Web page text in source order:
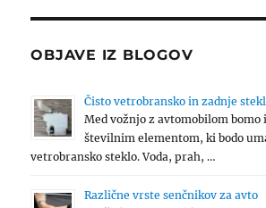
OBJAVE IZ BLOGOV
Čisto vetrobransko in zadnje
Med vožnjo z avtomobilom
številnim elementom, ki bodo
vetrobransko steklo. Voda, prah, …
Različne vrste senčnikov za avto